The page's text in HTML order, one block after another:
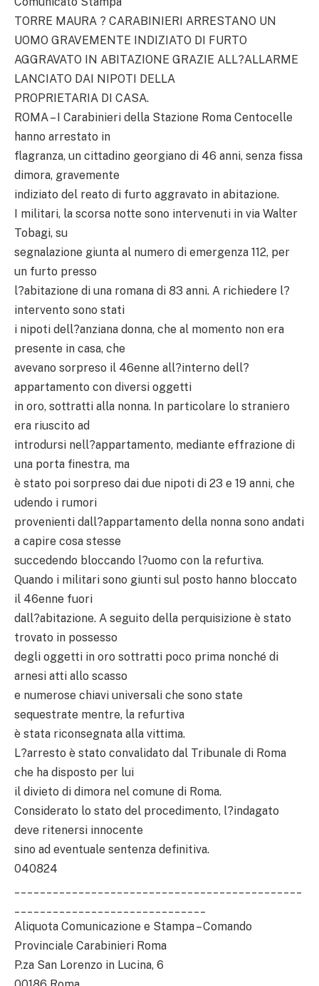
TORRE MAURA ? CARABINIERI ARRESTANO UN
UOMO GRAVEMENTE INDIZIATO DI FURTO
AGGRAVATO IN ABITAZIONE GRAZIE ALL?ALLARME
LANCIATO DAI NIPOTI DELLA
PROPRIETARIA DI CASA.
ROMA – I Carabinieri della Stazione Roma Centocelle
hanno arrestato in
flagranza, un cittadino georgiano di 46 anni, senza fissa
dimora, gravemente
indiziato del reato di furto aggravato in abitazione.
I militari, la scorsa notte sono intervenuti in via Walter
Tobagi, su
segnalazione giunta al numero di emergenza 112, per
un furto presso
l?abitazione di una romana di 83 anni. A richiedere l?
intervento sono stati
i nipoti dell?anziana donna, che al momento non era
presente in casa, che
avevano sorpreso il 46enne all?interno dell?
appartamento con diversi oggetti
in oro, sottratti alla nonna. In particolare lo straniero
era riuscito ad
introdursi nell?appartamento, mediante effrazione di
una porta finestra, ma
è stato poi sorpreso dai due nipoti di 23 e 19 anni, che
udendo i rumori
provenienti dall?appartamento della nonna sono andati
a capire cosa stesse
succedendo bloccando l?uomo con la refurtiva.
Quando i militari sono giunti sul posto hanno bloccato
il 46enne fuori
dall?abitazione. A seguito della perquisizione è stato
trovato in possesso
degli oggetti in oro sottratti poco prima nonché di
arnesi atti allo scasso
e numerose chiavi universali che sono state
sequestrate mentre, la refurtiva
è stata riconsegnata alla vittima.
L?arresto è stato convalidato dal Tribunale di Roma
che ha disposto per lui
il divieto di dimora nel comune di Roma.
Considerato lo stato del procedimento, l?indagato
deve ritenersi innocente
sino ad eventuale sentenza definitiva.
040824
Aliquota Comunicazione e Stampa – Comando
Provinciale Carabinieri Roma
P.za San Lorenzo in Lucina, 6